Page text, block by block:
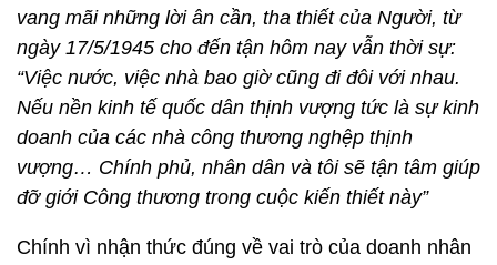
vang mãi những lời ân cần, tha thiết của Người, từ
ngày 17/5/1945 cho đến tận hôm nay vẫn thời sự:
“Việc nước, việc nhà bao giờ cũng đi đôi với nhau.
Nếu nền kinh tế quốc dân thịnh vượng tức là sự kinh
doanh của các nhà công thương nghệp thịnh
vượng… Chính phủ, nhân dân và tôi sẽ tận tâm giúp
đỡ giới Công thương trong cuộc kiến thiết này”
Chính vì nhận thức đúng về vai trò của doanh nhân